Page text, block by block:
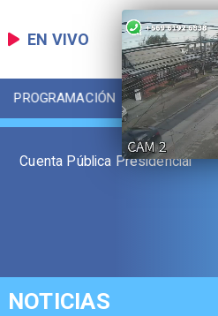
EN VIVO
PROGRAMACIÓN LOCAL
Cuenta Pública Presidencial
NOTICIAS